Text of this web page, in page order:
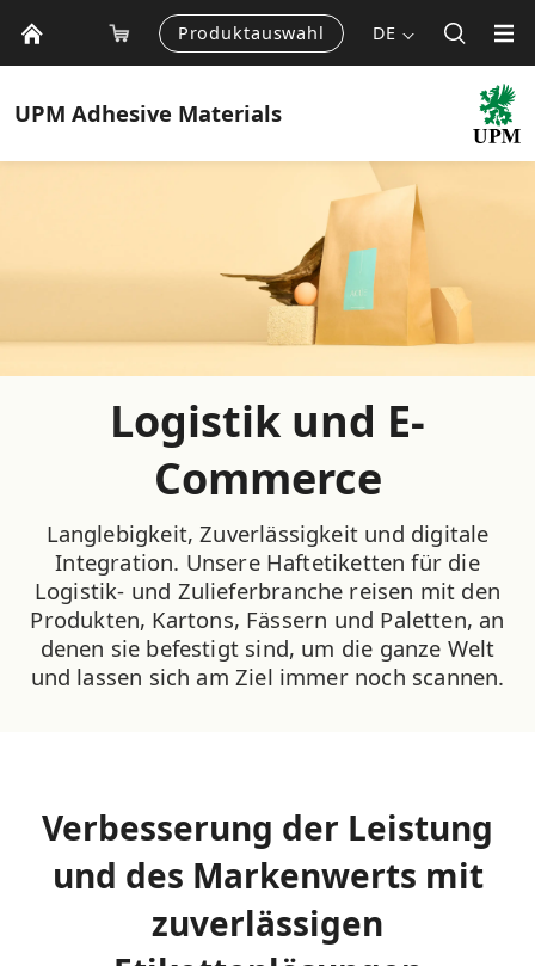
Produktauswahl DE
UPM Adhesive Materials
Logistik und E-
Commerce
Langlebigkeit, Zuverlässigkeit und digitale
Integration. Unsere Haftetiketten für die
Logistik- und Zulieferbranche reisen mit den
Produkten, Kartons, Fässern und Paletten, an
denen sie befestigt sind, um die ganze Welt
und lassen sich am Ziel immer noch scannen.
Verbesserung der Leistung
und des Markenwerts mit
zuverlässigen